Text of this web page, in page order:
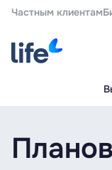
Частным клиентам